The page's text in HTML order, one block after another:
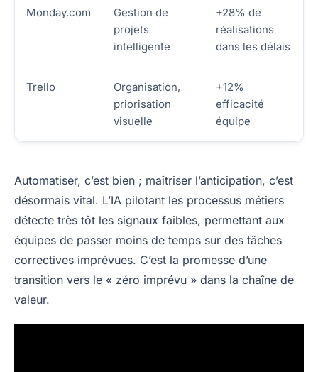
Monday.com
Gestion de
projets
intelligente
+28% de
réalisations
dans les délais
Trello
Organisation,
priorisation
visuelle
+12%
efficacité
équipe
Automatiser, c’est bien ; maîtriser l’anticipation, c’est
désormais vital. L’IA pilotant les processus métiers
détecte très tôt les signaux faibles, permettant aux
équipes de passer moins de temps sur des tâches
correctives imprévues. C’est la promesse d’une
transition vers le « zéro imprévu » dans la chaîne de
valeur.